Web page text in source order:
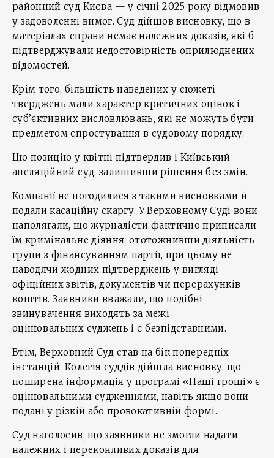
районний суд Києва — у січні 2025 року відмовив
у задоволенні вимог. Суд дійшов висновку, що в
матеріалах справи немає належних доказів, які б
підтверджували недостовірність оприлюднених
відомостей.
Крім того, більшість наведених у сюжеті
тверджень мали характер критичних оцінок і
суб’єктивних висловлювань, які не можуть бути
предметом спростування в судовому порядку.
Цю позицію у квітні підтвердив і Київський
апеляційний суд, залишивши рішення без змін.
Компанії не погодилися з такими висновками й
подали касаційну скаргу. У Верховному Суді вони
наполягали, що журналісти фактично приписали
їм кримінальне діяння, ототожнивши діяльність
групи з фінансуванням партії, при цьому не
наводячи жодних підтверджень у вигляді
офіційних звітів, документів чи перерахунків
коштів. Заявники вважали, що подібні
звинувачення виходять за межі
оцінювальних суджень і є безпідставними.
Втім, Верховний Суд став на бік попередніх
інстанцій. Колегія суддів дійшла висновку, що
поширена інформація у програмі «Наші гроші» є
оцінювальними судженнями, навіть якщо вони
подані у різкій або провокативній формі.
Суд наголосив, що заявники не змогли надати
належних і переконливих доказів для